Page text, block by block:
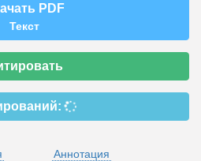
PDF
Текст
Аннотация